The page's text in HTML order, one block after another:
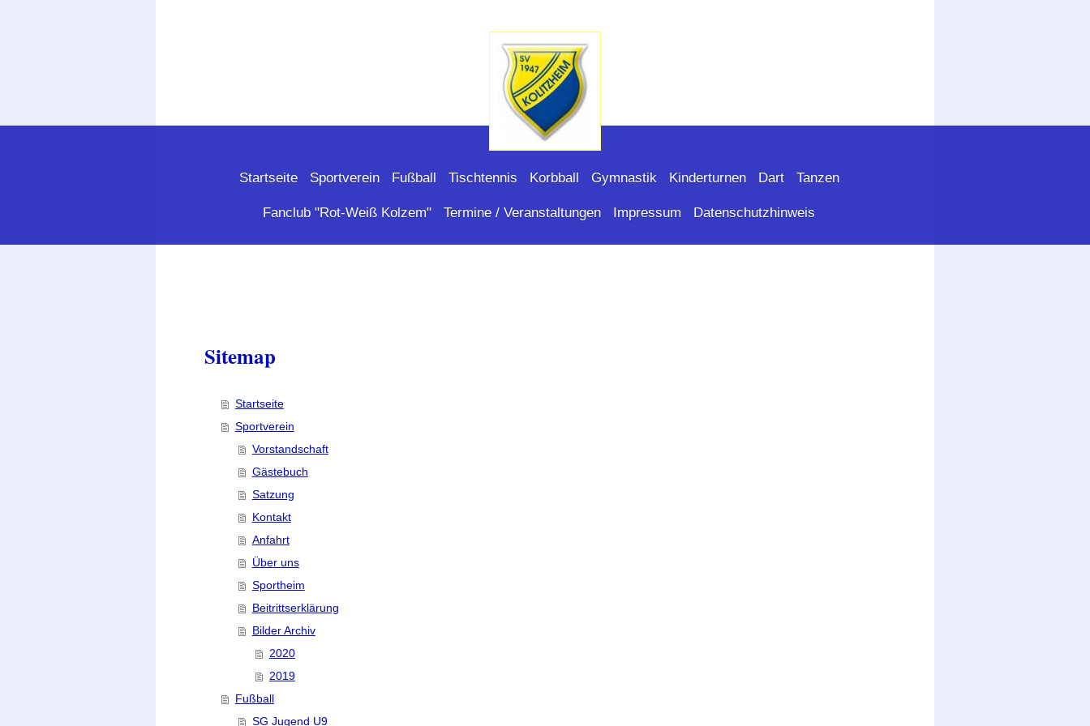
Startseite Sportverein Fußball Tischtennis Korbball Gymnastik Kinderturnen Dart Tanzen
Fanclub "Rot-Weiß Kolzem" Termine / Veranstaltungen Impressum Datenschutzhinweis
Sitemap
Startseite
Sportverein
Vorstandschaft
Gästebuch
Satzung
Kontakt
Anfahrt
Über uns
Sportheim
Beitrittserklärung
Bilder Archiv
2020
2019
Fußball
SG Jugend U9